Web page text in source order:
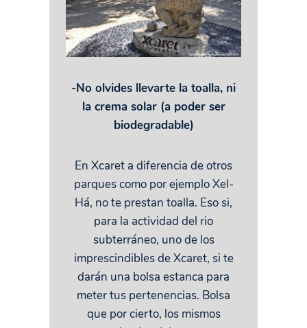
-No olvides llevarte la toalla, ni
la crema solar (a poder ser
biodegradable)
En Xcaret a diferencia de otros
parques como por ejemplo Xel-
Há, no te prestan toalla. Eso si,
para la actividad del rio
subterráneo, uno de los
imprescindibles de Xcaret, si te
darán una bolsa estanca para
meter tus pertenencias. Bolsa
que por cierto, los mismos